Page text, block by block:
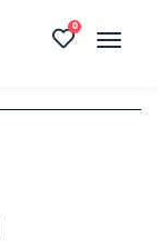
Toggle
0